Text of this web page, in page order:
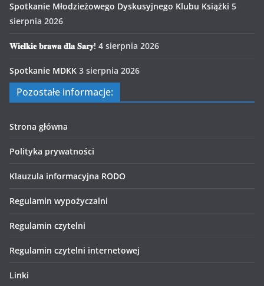
Spotkanie Młodzieżowego Dyskusyjnego Klubu Książki 5
sierpnia 2026
𝐖𝐢𝐞𝐥𝐤𝐢𝐞 𝐛𝐫𝐚𝐰𝐚 𝐝𝐥𝐚 𝐒𝐚𝐫𝐲! 4 sierpnia 2026
Spotkanie MDKK 3 sierpnia 2026
Pozostałe informacje:
Strona główna
Polityka prywatności
Klauzula informacyjna RODO
Regulamin wypożyczalni
Regulamin czytelni
Regulamin czytelni internetowej
Linki